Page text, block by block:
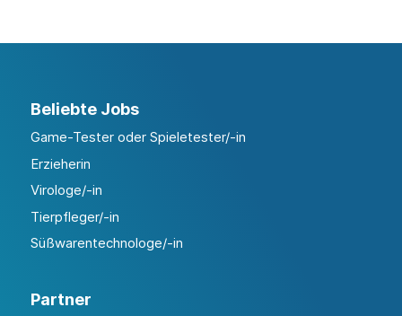
Beliebte Jobs
Game-Tester oder Spieletester/-in
Erzieherin
Virologe/-in
Tierpfleger/-in
Süßwarentechnologe/-in
Partner